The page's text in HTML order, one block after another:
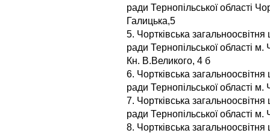
ради Тернопільської області
Галицька,5
5. Чортківська загальноосвітня
ради Тернопільської області м.
Кн. В.Великого, 4 б
6. Чортківська загальноосвітня
ради Тернопільської області
7. Чортківська загальноосвітня
ради Тернопільської області
8. Чортківська